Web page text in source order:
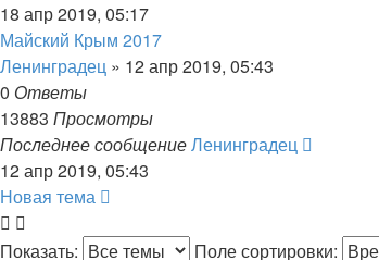
18 апр 2019, 05:17
Майский Крым 2017
Ленинградец » 12 апр 2019, 05:43
0 Ответы
13883 Просмотры
Последнее сообщениеЛенинградец
12 апр 2019, 05:43
Новая тема
Показать: Поле сортировки: